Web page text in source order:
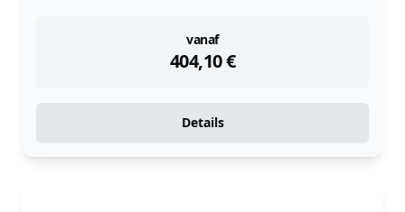
vanaf
404,10€
instock
Details